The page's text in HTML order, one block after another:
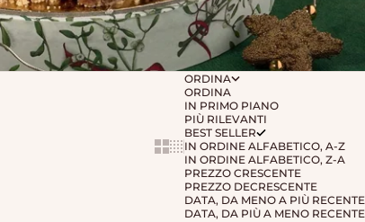
Show cards bigger
Show cards smaller
ORDINA
ORDINA
IN PRIMO PIANO
PIÙ RILEVANTI
BEST SELLER
IN ORDINE ALFABETICO, A-Z
IN ORDINE ALFABETICO, Z-A
PREZZO CRESCENTE
PREZZO DECRESCENTE
DATA, DA MENO A PIÙ RECENTE
DATA, DA PIÙ A MENO RECENTE